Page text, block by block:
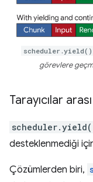
scheduler.yield()
görevlere
Tarayıcılar
desteklenmediği
Çözümlerden biri,